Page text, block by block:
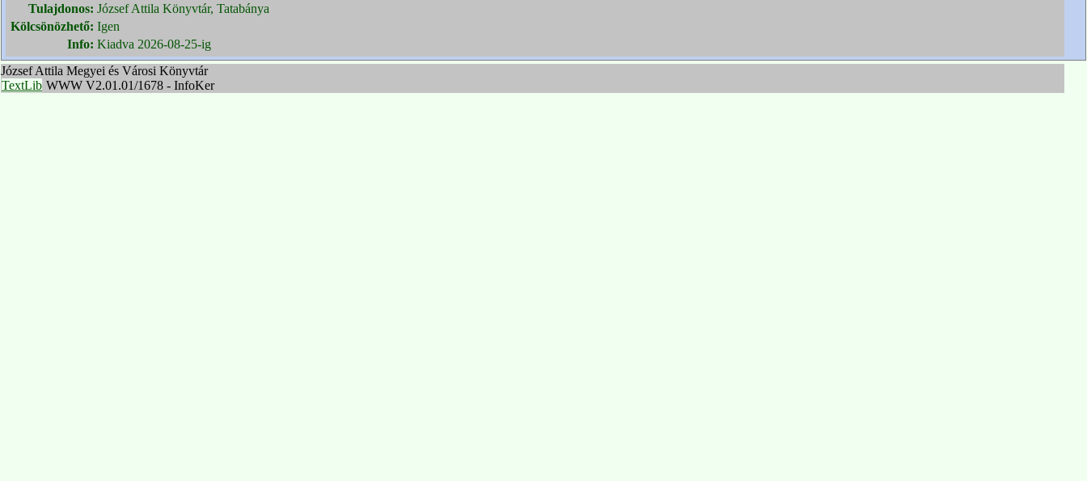
Tulajdonos: József Attila Könyvtár, Tatabánya
Kölcsönözhető: Igen
Info: Kiadva 2026-08-25-ig
József Attila Megyei és Városi Könyvtár
TextLib WWW V2.01.01/1678 - InfoKer